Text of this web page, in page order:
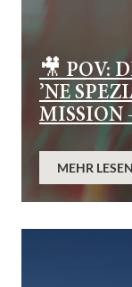
🎥 POV:
’NE
MISSION
MEHR LESEN